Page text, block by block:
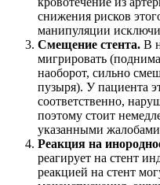
снижения рисков
манипуляции
Смещение стента. В
мигрировать
наоборот, сильно
пузыря). У пациента
соответственно,
поэтому стоит
указанными
Реакция на
реагирует на стент
реакцией на стент